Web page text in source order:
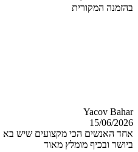
בהזמנה המקורית
Yacov Bahar
15/06/2026
אחד האנשים הכי מקצועים שיש בא
ביושר ובכיף מומלץ מאוד